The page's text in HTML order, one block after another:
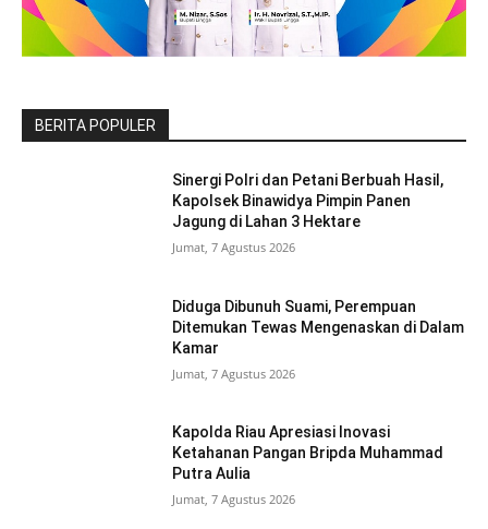
BERITA POPULER
Sinergi Polri dan Petani Berbuah Hasil,
Kapolsek Binawidya Pimpin Panen
Jagung di Lahan 3 Hektare
Jumat, 7 Agustus 2026
Diduga Dibunuh Suami, Perempuan
Ditemukan Tewas Mengenaskan di Dalam
Kamar
Jumat, 7 Agustus 2026
Kapolda Riau Apresiasi Inovasi
Ketahanan Pangan Bripda Muhammad
Putra Aulia
Jumat, 7 Agustus 2026